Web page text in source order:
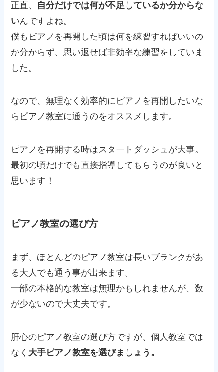
正直、 自分だけでは何が不足しているか分からな
いんですよね。
僕もピアノを再開した頃は何を練習すればいいの
か分からず、思い返せば非効率な練習をしていま
した。
なので、無理なく効率的にピアノを再開したいな
らピアノ教室に通うのをオススメします。
ピアノを再開する時はスタートダッシュが大事。
最初の頃だけでも直接指導してもらうのが良いと
思います！
ピアノ教室の選び方
まず、ほとんどのピアノ教室は長いブランクがあ
る大人でも通う事が出来ます。
一部の本格的な教室は無理かもしれませんが、数
が少ないので大丈夫です。
肝心のピアノ教室の選び方ですが、個人教室では
なく 大手ピアノ教室を選びましょう。